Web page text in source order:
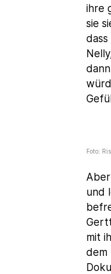
ihre
sie
Foto:
und
mit
dem